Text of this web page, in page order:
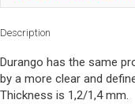
Description
Durango has the same
by a more clear and
Thickness is 1,2/1,4 mm.